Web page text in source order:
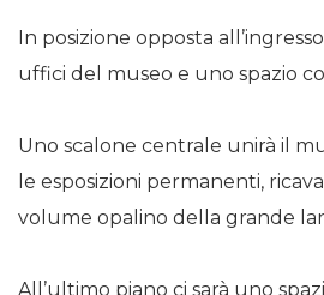
In posizione opposta
uffici del museo e uno spazio
Uno scalone centrale unirà il
le esposizioni permanenti,
volume opalino della grande
All’ultimo piano ci sarà uno